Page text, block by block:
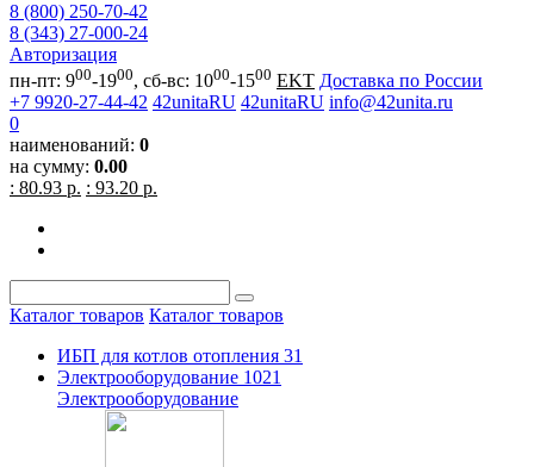
8 (800) 250-70-42
8 (343) 27-000-24
Авторизация
пн-пт: 900-1900, сб-вс: 1000-1500 EKT Доставка по России
+7 9920-27-44-42 42unitaRU 42unitaRU info@42unita.ru
0
наименований: 0
на сумму: 0.00
: 80.93 р. : 93.20 р.
Каталог товаров Каталог товаров
ИБП для котлов отопления 31
Электрооборудование 1021
Электрооборудование